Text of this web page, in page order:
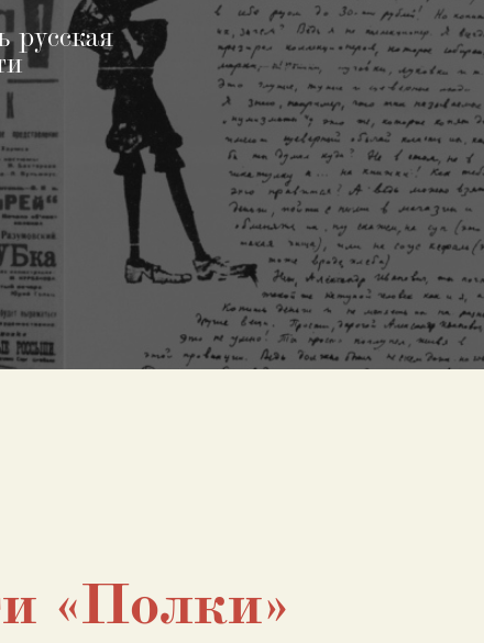
русская
«Полки»